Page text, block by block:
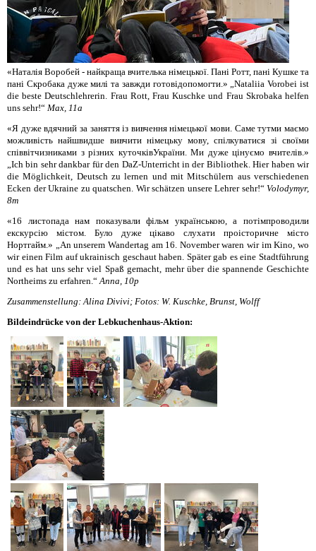
«Наталія Воробей - найкраща вчителька німецької. Пані Ротт, пані Кушке та
пані Скробака дуже милі та завжди готовідопомогти.» „Nataliia Vorobei ist
die beste Deutschlehrerin. Frau Rott, FrauKuschke und Frau Skrobakahelfen
uns sehr!“ Max, 11a
«Я дуже вдячний за заняття із вивчення німецької мови. Саме тутми маємо
можливість найшвидше вивчити німецьку мову, спілкуватися зі своїми
співвітчизниками з різних куточківУкраїни. Ми дуже цінуємо вчителів.»
„Ich bin sehr dankbar für den DaZ-Unterricht in der Bibliothek. Hier haben wir
die Möglichkeit, Deutsch zu lernen und mit Mitschülern aus verschiedenen
Ecken der Ukraine zu quatschen. Wir schätzen unsere Lehrer sehr!“ Volodymyr,
8m
«16 листопада нам показували фільм українською, а потімпроводили
екскурсію містом. Було дуже цікаво слухати проісторичне місто
Нортгaйм.» „An unserem Wandertag am 16. November waren wir im Kino, wo
wir einen Film auf ukrainisch geschaut haben. Später gab es eine Stadtführung
und es hat uns sehr viel Spaß gemacht, mehr über die spannende Geschichte
Northeims zu erfahren.“Anna, 10p
Zusammenstellung: Alina Divivi; Fotos: W. Kuschke, Brunst, Wolff
Bildeindrücke von der Lebkuchenhaus-Aktion: